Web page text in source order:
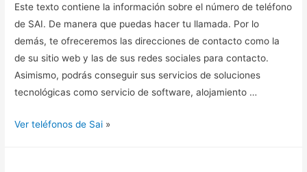
Este texto contiene la información sobre el número de teléfono
de SAI. De manera que puedas hacer tu llamada. Por lo
demás, te ofreceremos las direcciones de contacto como la
de su sitio web y las de sus redes sociales para contacto.
Asimismo, podrás conseguir sus servicios de soluciones
tecnológicas como servicio de software, alojamiento …
Ver teléfonos de Sai »